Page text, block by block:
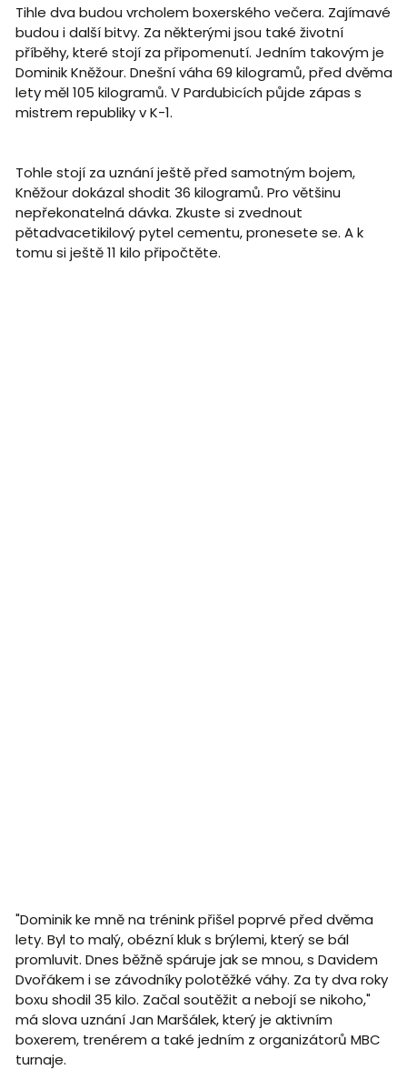
Tihle dva budou vrcholem boxerského večera. Zajímavé
budou i další bitvy. Za některými jsou také životní
příběhy, které stojí za připomenutí. Jedním takovým je
Dominik Kněžour. Dnešní váha 69 kilogramů, před dvěma
lety měl 105 kilogramů. V Pardubicích půjde zápas s
mistrem republiky v K-1.
Tohle stojí za uznání ještě před samotným bojem,
Kněžour dokázal shodit 36 kilogramů. Pro většinu
nepřekonatelná dávka. Zkuste si zvednout
pětadvacetikilový pytel cementu, pronesete se. A k
tomu si ještě 11 kilo připočtěte.
"Dominik ke mně na trénink přišel poprvé před dvěma
lety. Byl to malý, obézní kluk s brýlemi, který se bál
promluvit. Dnes běžně spáruje jak se mnou, s Davidem
Dvořákem i se závodníky polotěžké váhy. Za ty dva roky
boxu shodil 35 kilo. Začal soutěžit a nebojí se nikoho,"
má slova uznání Jan Maršálek, který je aktivním
boxerem, trenérem a také jedním z organizátorů MBC
turnaje.